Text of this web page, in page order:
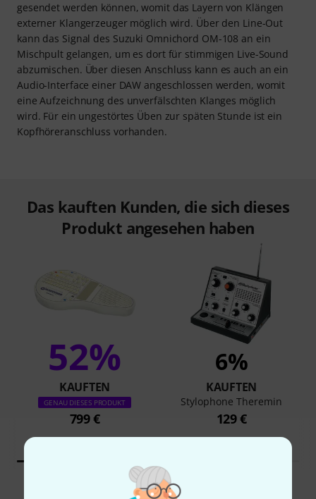
gesendet werden können, womit das Layern von Klängen
externer Klangerzeuger möglich wird. Über den Line-Out
kann das Signal des Suzuki Omnichord OM-108 an ein
Mischpult gelangen, um es dort für stimmigen Live-Sound
abzumischen. Über diesen Anschluss kann es auch an ein
Audio-Interface einer DAW angeschlossen werden, womit
eine Aufzeichnung des unverfälschten Klanges möglich
wird. Für ein ungestörtes Üben zur späten Stunde ist ein
Kopfhöreranschluss vorhanden.
Das kauften Kunden, die sich dieses
Produkt angesehen haben
52%
KAUFTEN
GENAU DIESES PRODUKT
799 €
6%
KAUFTEN
Stylophone Theremin
129 €
Vergleichen